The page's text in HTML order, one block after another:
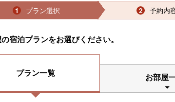
1 プラン選択 2 予約内
宿泊プランをお選びください。
プラン一覧 お部屋